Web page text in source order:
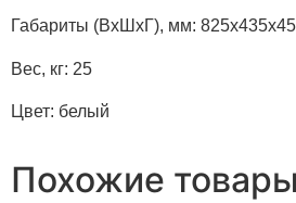
Габариты (ВхШхГ), мм:
Вес, кг: 25
Цвет: белый
Похожие товары